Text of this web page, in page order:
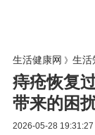
生活健康网 》 生活
痔疮恢复
带来的困
2026-05-28 19:31:27